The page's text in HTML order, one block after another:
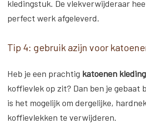
kledingstuk. De vlekverwijderaar
perfect werk afgeleverd.
Tip 4: gebruik azijn voor
Heb je een prachtig katoenen
koffievlek op zit? Dan ben je gebaat
is het mogelijk om dergelijke,
koffievlekken te verwijderen.